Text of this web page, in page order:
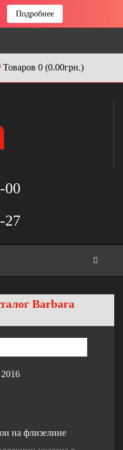
Подробнее
Товаров 0 (0.00грн.)
00
27
Barbara
на флизелине